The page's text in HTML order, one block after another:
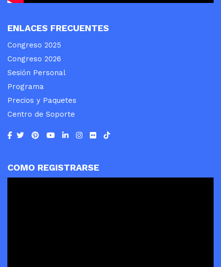
ENLACES FRECUENTES
Congreso 2025
Congreso 2026
Sesión Personal
Programa
Precios y Paquetes
Centro de Soporte
COMO REGISTRARSE